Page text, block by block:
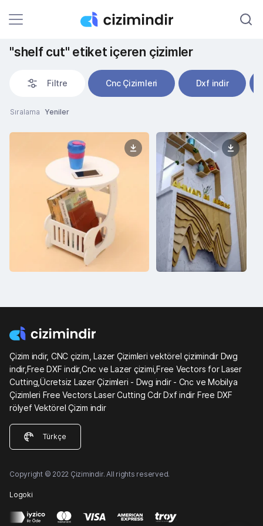
"shelf cut" etiket içeren çizimler
Filtre Cnc Çizimleri Dxf indir
Sıralama Yeniler
Çizim indir, CNC çizim, Lazer Çizimleri vektörel çizimindir Dwg
indir,Free DXF indir,Cnc ve Lazer çizimi,Free Vectors for Laser
Cutting,Ücretsiz Lazer Çizimleri - Dwg indir - Cnc ve Mobilya
Çizimleri Free Vectors Laser Cutting Cdr Dxf indir Free DXF
rölyef Vektörel Çizim indir
Türkçe
Copyright © 2022 Çizimindir. All rights reserved.
Logoki